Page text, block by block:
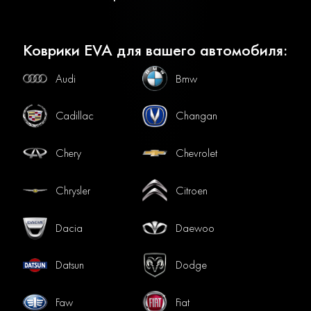
Коврики EVA для вашего автомобиля:
Audi Bmw
Cadillac Changan
Chery Chevrolet
Chrysler Citroen
Dacia Daewoo
Datsun Dodge
Faw Fiat